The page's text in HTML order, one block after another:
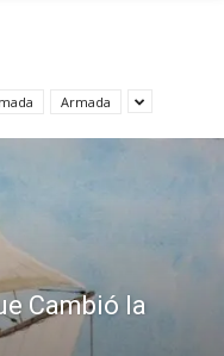
Armada
Cambió la